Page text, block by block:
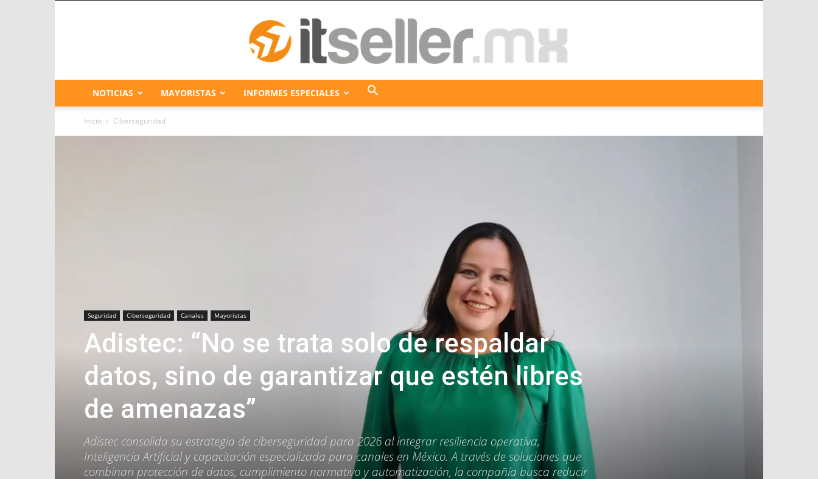
ITseller
NOTICIAS MAYORISTAS INFORMES ESPECIALES
Inicio Ciberseguridad
Seguridad Ciberseguridad Canales Mayoristas
Adistec: “No se trata solo de respaldar
datos, sino de garantizar que estén libres
de amenazas”
Adistec consolida su estrategia de ciberseguridad para 2026 al integrar resiliencia operativa,
Inteligencia Artificial y capacitación especializada para canales en México. A través de soluciones que
combinan protección de datos, cumplimiento normativo y automatización, la compañía busca reducir